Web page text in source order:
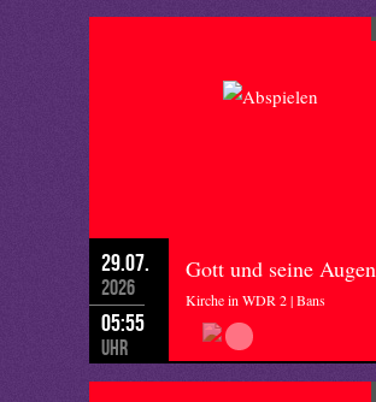
29.07.
2026
05:55
Uhr
Gott und seine Augen
Kirche in WDR 2 | Bans